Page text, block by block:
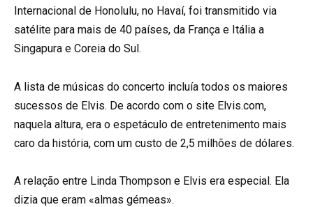
Internacional de Honolulu, no Havaí, foi transmitido via
satélite para mais de 40 países, da França e Itália a
Singapura e Coreia do Sul.
A lista de músicas do concerto incluía todos os maiores
sucessos de Elvis. De acordo com o site Elvis.com,
naquela altura, era o espetáculo de entretenimento mais
caro da história, com um custo de 2,5 milhões de dólares.
A relação entre Linda Thompson e Elvis era especial. Ela
dizia que eram «almas gémeas».